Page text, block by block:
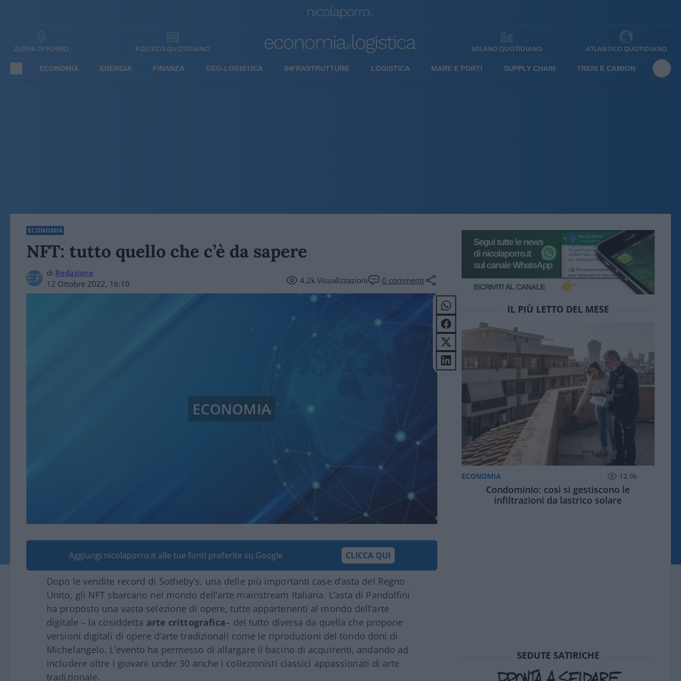
ZUPPA DI PORRO POLITICO QUOTIDIANO MILANO QUOTIDIANO ATLANTICO QUOTIDIANO
ECONOMIA ENERGIA FINANZA GEO-LOGISTICA INFRASTRUTTURE LOGISTICA MARE E PORTI SUPPLY CHAIN TRENI E CAMION
ECONOMIA
NFT: tutto quello che c’è da sapere
di Redazione
12 Ottobre 2022, 16:10
4.2kVisualizzazioni 0 commenti
ECONOMIA
Aggiungi nicolaporro.it alle tue fonti preferite su Google CLICCA QUI
Dopo le vendite record di Sotheby’s, una delle più importanti case d’asta del Regno
Unito, gli NFT sbarcano nel mondo dell’arte mainstream Italiana. L’asta di Pandolfini
ha proposto una vasta selezione di opere, tutte appartenenti al mondo dell’arte
digitale – la cosiddetta arte crittografica– del tutto diversa da quella che propone
versioni digitali di opere d’arte tradizionali come le riproduzioni del tondo doni di
Michelangelo. L’evento ha permesso di allargare il bacino di acquirenti, andando ad
includere oltre i giovani under 30 anche i collezionisti classici appassionati di arte
tradizionale.
IL PIÙ LETTO DEL MESE
ECONOMIA 12.9k
Condominio: così si gestiscono le
infiltrazioni da lastrico solare
SEDUTE SATIRICHE